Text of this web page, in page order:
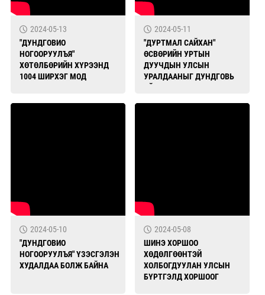
2024-05-13
"ДУНДГОВИО
НОГООРУУЛЪЯ"
ХӨТӨЛБӨРИЙН ХҮРЭЭНД
1004 ШИРХЭГ МОД
2024-05-11
"ДУРТМАЛ САЙХАН"
ӨСВӨРИЙН УРТЫН
ДУУЧДЫН УЛСЫН
УРАЛДААНЫГ ДУНДГОВЬ
2024-05-10
"ДУНДГОВИО
НОГООРУУЛЪЯ" ҮЗЭСГЭЛЭН
ХУДАЛДАА БОЛЖ БАЙНА
2024-05-08
ШИНЭ ХОРШОО
ХӨДӨЛГӨӨНТЭЙ
ХОЛБОГДУУЛАН УЛСЫН
БҮРТГЭЛД ХОРШООГ